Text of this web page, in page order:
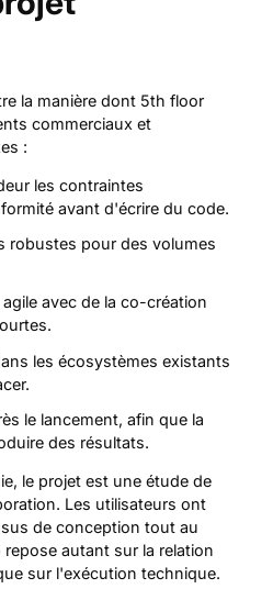
la manière dont 5th floor
commerciaux et
:
les contraintes
avant d'écrire du code.
robustes pour des volumes
avec de la co-création
les écosystèmes existants
le lancement, afin que la
des résultats.
le projet est une étude de
Les utilisateurs ont
de conception tout au
autant sur la relation
sur l'exécution technique.